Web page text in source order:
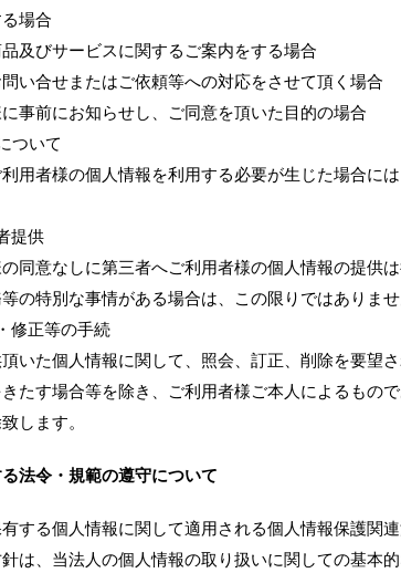
場合
及びサービスに関するご案内をする場合
い合せまたはご依頼等への対応をさせて頂く場合
事前にお知らせし、ご同意を頂いた目的の場合
ついて
利用者様の個人情報を利用する必要が生じた場合
提供
同意なしに第三者へご利用者様の個人情報の提供
の特別な事情がある場合は、この限りではありませ
修正等の手続
いた個人情報に関して、照会、訂正、削除を要望
たす場合等を除き、ご利用者様ご本人によるもの
します。
法令・規範の遵守について
する個人情報に関して適用される個人情報保護関
は、当法人の個人情報の取り扱いに関しての基